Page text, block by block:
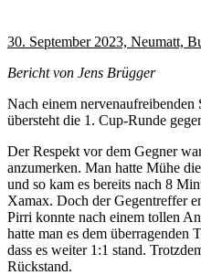
30. September 2023, Neumatt,
Bericht von Jens Brügger
Nach einem
übersteht die 1. Cup-Runde
Der Respekt vor dem Gegner
anzumerken. Man hatte Mühe
und so kam es bereits nach 8
Xamax. Doch der Gegentreffer
Pirri konnte nach einem tollen
hatte man es dem überragenden
dass es weiter 1:1 stand.
Rückstand.